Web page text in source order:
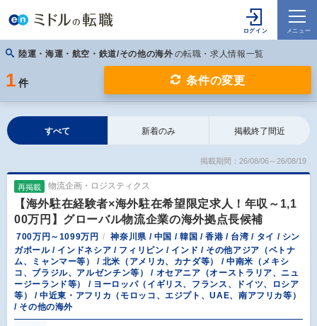
陸運・海運・航空・鉄道/その他の海外の転職・求人情報一覧
1 件 条件の変更
すべて 新着のみ 掲載終了間近
掲載期間：26/08/06～26/08/19
再掲載 物流企画・ロジスティクス
【海外駐在経験者×海外駐在希望限定求人！年収～1,1
00万円】グローバル物流企業の海外拠点長候補
700万円～1099万円
神奈川県 / 中国 / 韓国 / 香港 / 台湾 / タイ / シン
ガポール / インドネシア / フィリピン / インド / その他アジア（ベトナ
ム、ミャンマー等） / 北米（アメリカ、カナダ等） / 中南米（メキシ
コ、ブラジル、アルゼンチン等） / オセアニア（オーストラリア、ニュ
ージーランド等） / ヨーロッパ（イギリス、フランス、ドイツ、ロシア
等） / 中近東・アフリカ（モロッコ、エジプト、UAE、南アフリカ等）
/ その他の海外